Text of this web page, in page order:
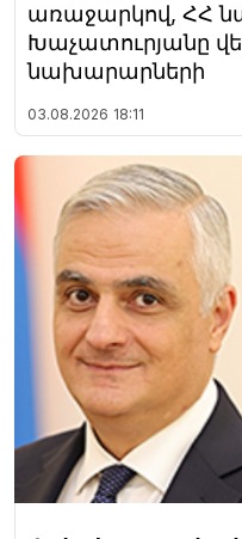
առաջարկով, ՀՀ
Խաչատուրյանը
նախարարների
03.08.2026 18:11